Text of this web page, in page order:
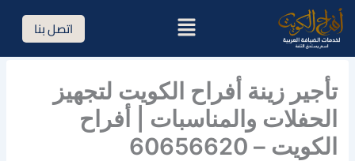
تخطي
إلى
المحتوى
القائمة اتصل بنا
تأجير زينة أفراح الكويت لتجهيز
الحفلات والمناسبات | أفراح
الكويت – 60656620